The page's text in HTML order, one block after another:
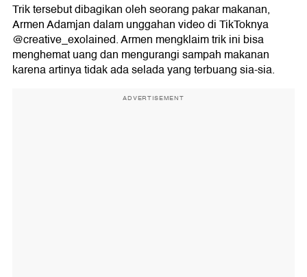
Trik tersebut dibagikan oleh seorang pakar makanan,
Armen Adamjan dalam unggahan video di TikToknya
@creative_exolained. Armen mengklaim trik ini bisa
menghemat uang dan mengurangi sampah makanan
karena artinya tidak ada selada yang terbuang sia-sia.
ADVERTISEMENT